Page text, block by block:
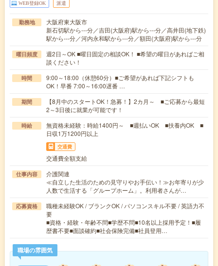
WEB登録OK 派遣
勤務地
大阪府東大阪市
新石切駅から---分／吉田(大阪府)駅から---分／高井田(地下鉄)
駅から---分／河内永和駅から---分／額田(大阪府)駅から---分
曜日頻度
週2日～OK ■曜日固定の相談OK！ ■希望の曜日があればご相
談ください！
時間
9:00～18:00（休憩60分）■ご希望があれば下記シフトも
OK！早番 7:00～16:00遅番 …
期間
【8月中のスタートOK！急募！】2カ月～ ■ご応募から最短
2～3日後に就業が可能です！
時給
無資格未経験：時給1400円～ ■週払いOK ■扶養内OK ■
日収1万1200円以上
交通費
交通費全額支給
仕事内容
介護関連
≪自立した生活のための見守りやお手伝い！≫お年寄りが少
人数で生活する「グループホーム」。利用者さんが…
応募資格
職種未経験OK / ブランクOK / パソコンスキル不要 / 英語力不
要
■資格・経験・年齢不問■学歴不問■10名以上採用予定！■履
歴書不要■面談確約■社会保険完備■社員登用…
職場の雰囲気